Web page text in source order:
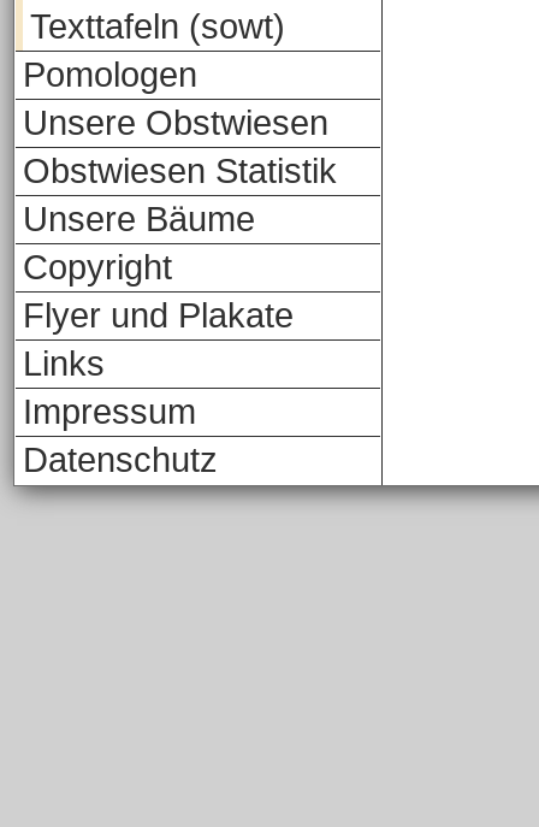
Texttafeln (sowt)
Pomologen
Unsere Obstwiesen
Obstwiesen Statistik
Unsere Bäume
Copyright
Flyer und Plakate
Links
Impressum
Datenschutz